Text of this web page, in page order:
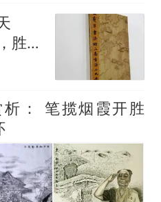
胜过
： 笔揽烟霞开胜